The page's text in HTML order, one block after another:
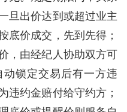
旦出价达到或超过业主
底价成交，先到先得；
，由经纪人协助双方可
锁定交易后有一方违
违约金赔付给守约方；